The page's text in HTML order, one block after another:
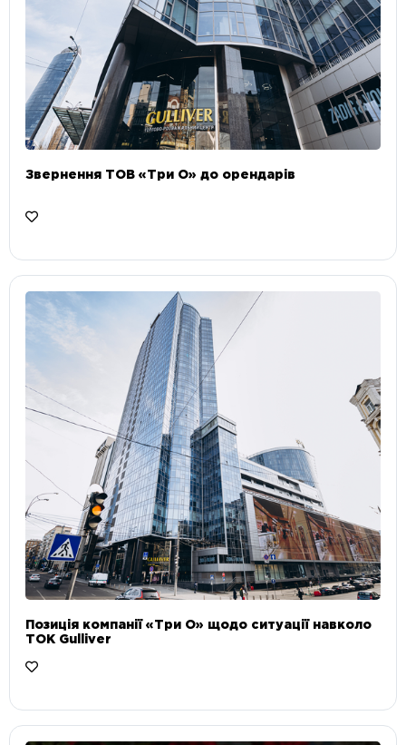
Звернення ТОВ «Три О» до орендарів
Позиція компанії «Три О» щодо ситуації навколо
ТОК Gulliver